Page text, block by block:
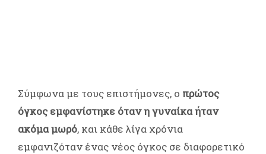
Σύμφωνα με τους επιστήμονες, ο πρώτος
όγκος εμφανίστηκε όταν η γυναίκα ήταν
ακόμα μωρό, και κάθε λίγα χρόνια
εμφανιζόταν ένας νέος όγκος σε διαφορετικό